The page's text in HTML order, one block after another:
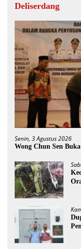
Deliserdang
Senin, 3 Agustus 2026
Wong Chun Sen